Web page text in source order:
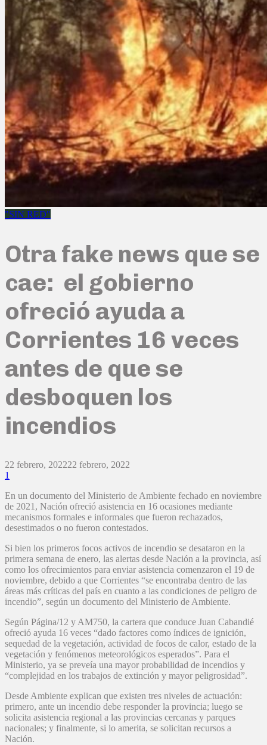
"SIN RED"
Otra fake news que se
cae: el gobierno
ofreció ayuda a
Corrientes 16 veces
antes de que se
desboquen los
incendios
22 febrero, 202222 febrero, 2022
1
En un documento del Ministerio de Ambiente fechado en noviembre
de 2021, Nación ofreció asistencia en 16 ocasiones mediante
mecanismos formales e informales que fueron rechazados,
desestimados o no fueron contestados.
Si bien los primeros focos activos de incendio se desataron en la
primera semana de enero, las alertas desde Nación a la provincia, así
como los ofrecimientos para enviar asistencia comenzaron el 19 de
noviembre, debido a que Corrientes “se encontraba dentro de las
áreas más críticas del país en cuanto a las condiciones de peligro de
incendio”, según un documento del Ministerio de Ambiente.
Según Página/12 y AM750, la cartera que conduce Juan Cabandié
ofreció ayuda 16 veces “dado factores como índices de ignición,
sequedad de la vegetación, actividad de focos de calor, estado de la
vegetación y fenómenos meteorológicos esperados”. Para el
Ministerio, ya se preveía una mayor probabilidad de incendios y
“complejidad en los trabajos de extinción y mayor peligrosidad”.
Desde Ambiente explican que existen tres niveles de actuación:
primero, ante un incendio debe responder la provincia; luego se
solicita asistencia regional a las provincias cercanas y parques
nacionales; y finalmente, si lo amerita, se solicitan recursos a
Nación.